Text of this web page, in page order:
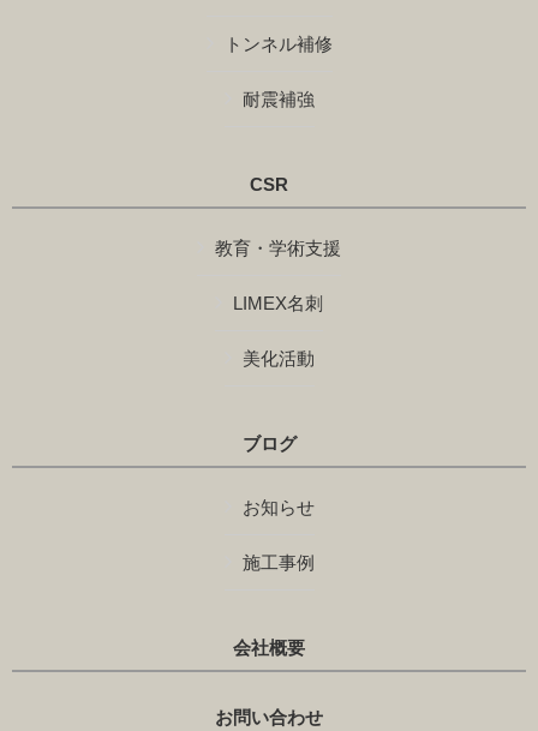
トンネル補修
耐震補強
CSR
教育・学術支援
LIMEX名刺
美化活動
ブログ
お知らせ
施工事例
会社概要
お問い合わせ